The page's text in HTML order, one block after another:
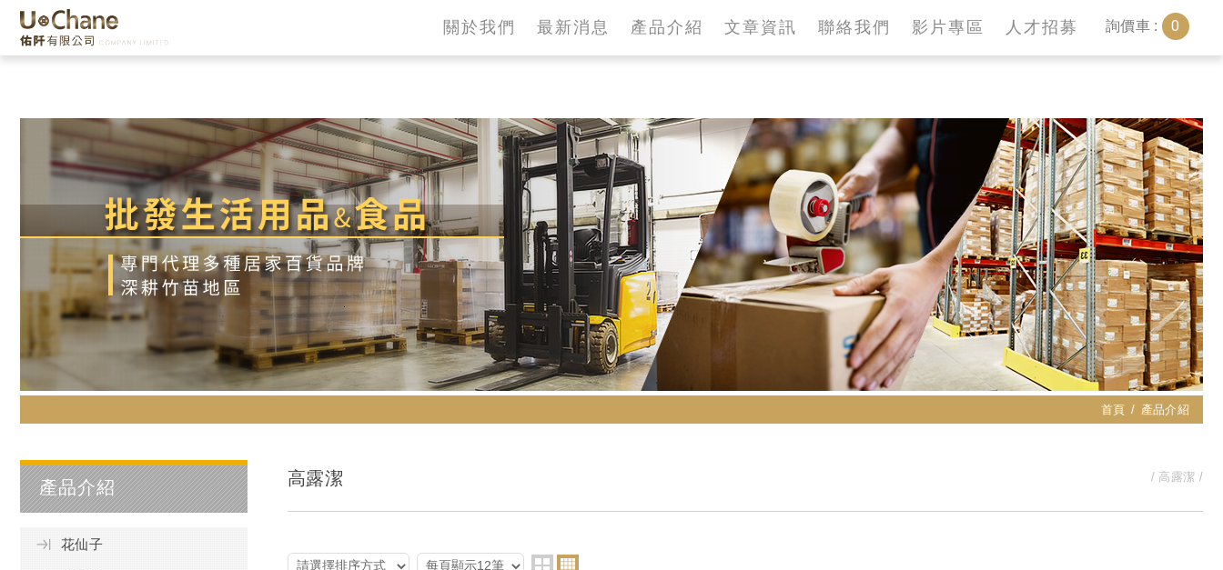
關於我們 最新消息 產品介紹 文章資訊 聯絡我們 影片專區 人才招募 詢價車 : 0
首頁 產品介紹
產品介紹
花仙子
高露潔 高露潔